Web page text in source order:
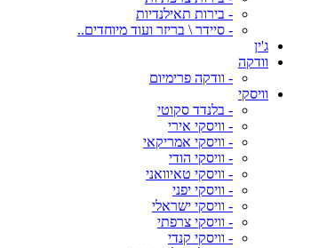
- בירות תאילנדיות
- סיידר \ בריזר ועוד מיוחדים..
ג'ין
וודקה
- וודקה פרימיום
וויסקי
- בלנדד סקוטי
- וויסקי אירי
- וויסקי אמריקאי
- וויסקי הודי
- וויסקי טאיוואני
- וויסקי יפני
- וויסקי ישראלי
- וויסקי צרפתי
- וויסקי קנדי